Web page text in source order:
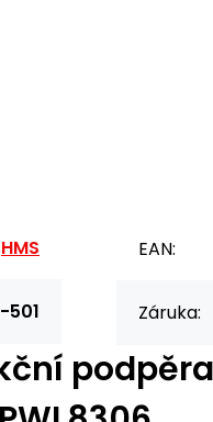
HMS
501
EAN:
Záruka: